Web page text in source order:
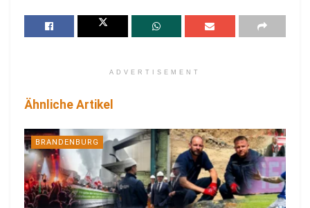
ADVERTISEMENT
Ähnliche Artikel
BRANDENBURG